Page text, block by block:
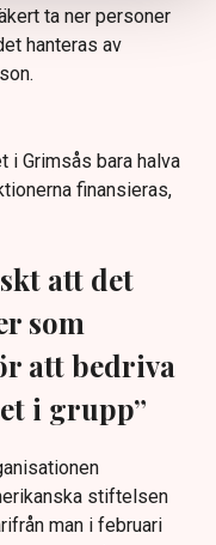
ta ner personer
hanteras av
i Grimsås bara halva
finansieras,
att det
som
att bedriva
i grupp”
stiftelsen
man i februari